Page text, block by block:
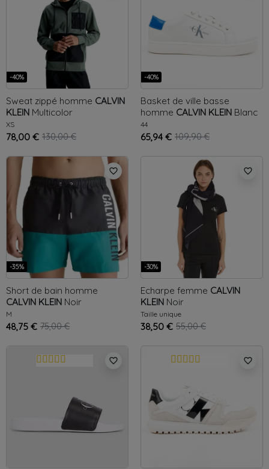
-40%
Sweat zippé homme CALVIN
KLEIN Multicolor
XS
78,00 € 130,00 €
-40%
Basket de ville basse
homme CALVIN KLEIN Blanc
44
65,94 € 109,90 €
favorite_border
-35%
Short de bain homme
CALVIN KLEIN Noir
M
48,75 € 75,00 €
favorite_border
-30%
Echarpe femme CALVIN
KLEIN Noir
Taille unique
38,50 € 55,00 €
favorite_border favorite_border